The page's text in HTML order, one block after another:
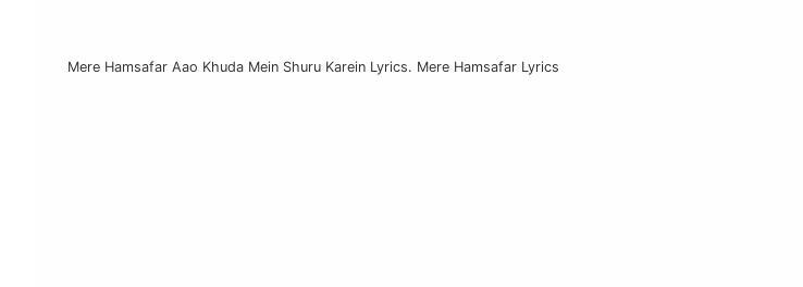
Mere Hamsafar Aao Khuda Mein Shuru Karein Lyrics. Mere Hamsafar Lyrics